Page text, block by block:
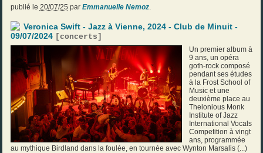
publié le 20/07/25 par Emmanuelle Nemoz.
Veronica Swift - Jazz à Vienne, 2024 - Club de Minuit -
09/07/2024 [concerts ]
Un premier album à
9 ans, un opéra
goth-rock composé
pendant ses études
à la Frost School of
Music et une
deuxième place au
Thelonious Monk
Institute of Jazz
International Vocals
Competition à vingt
ans, programmée
au mythique Birdland dans la foulée, en tournée avec Wynton Marsalis (...)